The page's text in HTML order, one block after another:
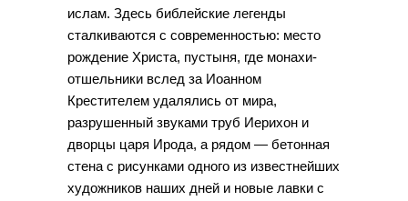
ислам. Здесь библейские легенды
сталкиваются с современностью: место
рождение Христа, пустыня, где монахи-
отшельники вслед за Иоанном
Крестителем удалялись от мира,
разрушенный звуками труб Иерихон и
дворцы царя Ирода, а рядом — бетонная
стена с рисунками одного из известнейших
художников наших дней и новые лавки с